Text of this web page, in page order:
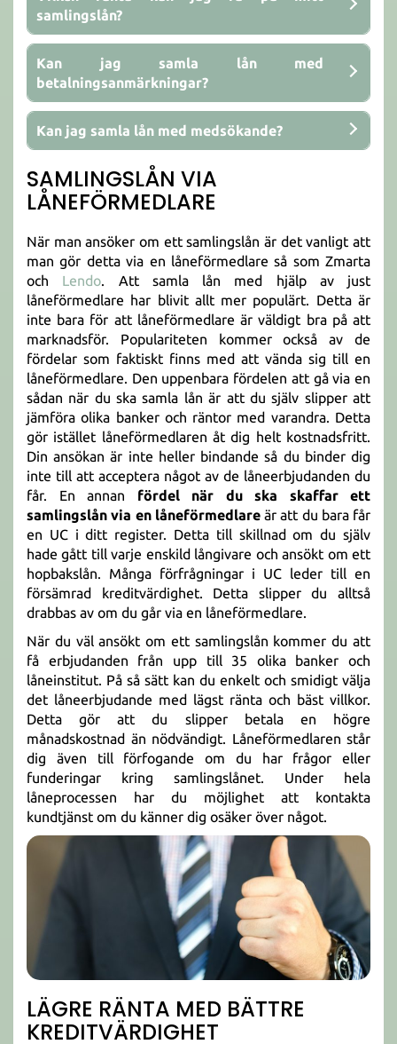
samlingslån?
Kan jag samla lån med
betalningsanmärkningar?
Kan jag samla lån med medsökande?
SAMLINGSLÅN VIA
LÅNEFÖRMEDLARE
När man ansöker om ett samlingslån är det vanligt att
man gör detta via en låneförmedlare så som Zmarta
och Lendo. Att samla lån med hjälp av just
låneförmedlare har blivit allt mer populärt. Detta är
inte bara för att låneförmedlare är väldigt bra på att
marknadsför. Populariteten kommer också av de
fördelar som faktiskt finns med att vända sig till en
låneförmedlare. Den uppenbara fördelen att gå via en
sådan när du ska samla lån är att du själv slipper att
jämföra olika banker och räntor med varandra. Detta
gör istället låneförmedlaren åt dig helt kostnadsfritt.
Din ansökan är inte heller bindande så du binder dig
inte till att acceptera något av de låneerbjudanden du
får. En annan fördel när du ska skaffar ett
samlingslån via en låneförmedlareär att du bara får
en UC i ditt register. Detta till skillnad om du själv
hade gått till varje enskild långivare och ansökt om ett
hopbakslån. Många förfrågningar i UC leder till en
försämrad kreditvärdighet. Detta slipper du alltså
drabbas av om du går via en låneförmedlare.
När du väl ansökt om ett samlingslån kommer du att
få erbjudanden från upp till 35 olika banker och
låneinstitut. På så sätt kan du enkelt och smidigt välja
det låneerbjudande med lägst ränta och bäst villkor.
Detta gör att du slipper betala en högre
månadskostnad än nödvändigt. Låneförmedlaren står
dig även till förfogande om du har frågor eller
funderingar kring samlingslånet. Under hela
låneprocessen har du möjlighet att kontakta
kundtjänst om du känner dig osäker över något.
LÄGRE RÄNTA MED BÄTTRE
KREDITVÄRDIGHET